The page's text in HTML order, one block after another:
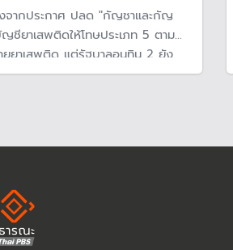
จากประกาศ ปลด "กัญชาและกัญ
ชียาเสพติดให้โทษประเภท 5 ตาม
ต่รัฐบาลอนุทิน 2 ยัง
ว่า จะนำกัญชาเข้าไปในบัญชียาเสพ